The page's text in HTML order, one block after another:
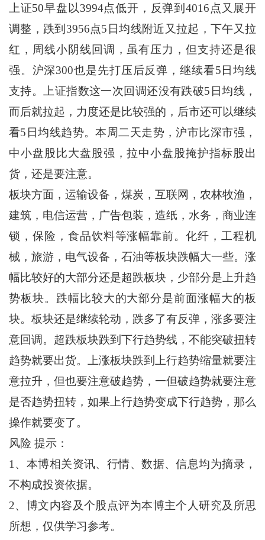
上证50早盘以3994点低开，反弹到4016点又展开
调整，跌到3956点5日均线附近又拉起，下午又拉
红，周线小阴线回调，虽有压力，但支持还是很
强。沪深300也是先打压后反弹，继续看5日均线
支持。上证指数这一次回调还没有跌破5日均线，
而后就拉起，力度还是比较强的，后市还可以继续
看5日均线趋势。本周二天走势，沪市比深市强，
中小盘股比大盘股强，拉中小盘股掩护指标股出
货，还是要注意。
板块方面，运输设备，煤炭，互联网，农林牧渔，
建筑，电信运营，广告包装，造纸，水务，商业连
锁，保险，食品饮料等涨幅靠前。化纤，工程机
械，旅游，电气设备，石油等板块跌幅大一些。涨
幅比较好的大部分还是超跌板块，少部分是上升趋
势板块。跌幅比较大的大部分是前面涨幅大的板
块。板块还是继续轮动，跌多了有反弹，涨多要注
意回调。超跌板块跌到下行趋势线，不能突破扭转
趋势就要出货。上涨板块跌到上行趋势缩量就要注
意拉升，但也要注意破趋势，一但破趋势就要注意
是否趋势扭转，如果上行趋势变成下行趋势，那么
操作就要变了。
风险 提示：
1、本博相关资讯、行情、数据、信息均为摘录，
不构成投资依据。
2、博文内容及个股点评为本博主个人研究及所思
所想，仅供学习参考。